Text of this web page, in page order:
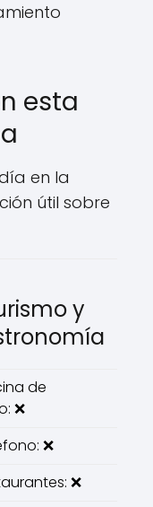
esta
en la
útil sobre
y
de
❌
❌
❌